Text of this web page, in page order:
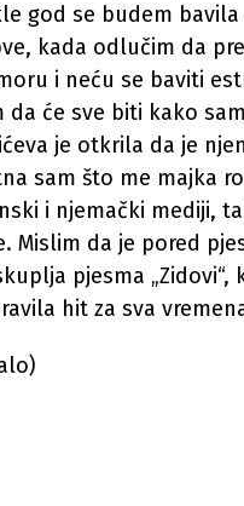
god se budem
kada odlučim da
i neću se baviti
da će sve biti kako
je otkrila da je
sam što me majka
i njemački mediji,
Mislim da je pored
pjesma
hit za sva